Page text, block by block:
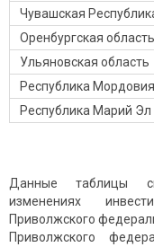
Чувашская
Оренбургская область
Ульяновская область
Республика Мордовия
Республика Марий Эл
Данные таблицы
изменениях
Приволжского
Приволжского